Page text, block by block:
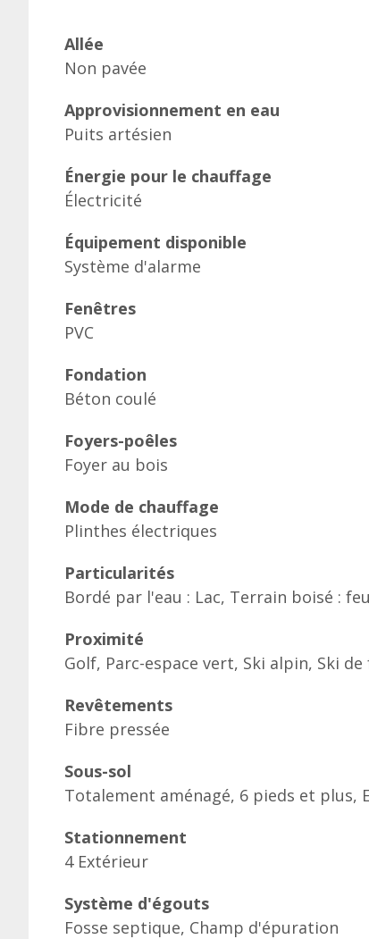
Allée
Non pavée
Approvisionnement en eau
Puits artésien
Énergie pour le chauffage
Électricité
Équipement disponible
Système d'alarme
Fenêtres
PVC
Fondation
Béton coulé
Foyers-poêles
Foyer au bois
Mode de chauffage
Plinthes électriques
Particularités
Bordé par l'eau : Lac, Terrain boisé :
Proximité
Golf, Parc-espace vert, Ski alpin, Ski
Revêtements
Fibre pressée
Sous-sol
Totalement aménagé, 6 pieds et plus,
Stationnement
4 Extérieur
Système d'égouts
Fosse septique, Champ d'épuration